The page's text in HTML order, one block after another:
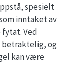
spesielt
inntaket av
Ved
betraktelig, og
kan være